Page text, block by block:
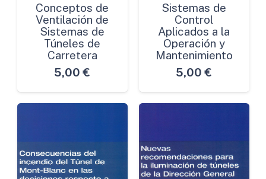
Conceptos de
Ventilación de
Sistemas de
Túneles de
Carretera
5,00 €
Sistemas de
Control
Aplicados a la
Operación y
Mantenimiento
5,00 €